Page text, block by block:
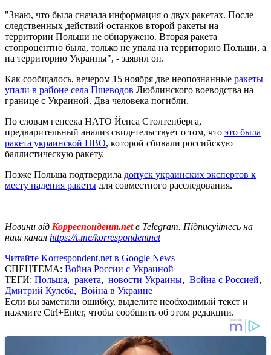
"Знаю, что была сначала информация о двух ракетах. После
следственных действий останков второй ракеты на
территории Польши не обнаружено. Вторая ракета
стопроцентно была, только не упала на территорию Польши, а
на территорию Украины", - заявил он.
Как сообщалось, вечером 15 ноября две неопознанные ракеты
упали в районе села Пшеводов Люблинского воеводства на
границе с Украиной. Два человека погибли.
По словам генсека НАТО Йенса Столтенберга,
предварительный анализ свидетельствует о том, что это была
ракета украинской ПВО, которой сбивали российскую
баллистическую ракету.
Позже Польша подтвердила допуск украинских экспертов к
месту падения ракеты для совместного расследования.
Новини від Корреспондент.netв Telegram. Підписуйтесь на
наш канал https://t.me/korrespondentnet
Читайте Korrespondent.net в Google News
СПЕЦТЕМА: Война России с Украиной
ТЕГИ: Польша, ракета, новости Украины, Война с Россией,
Дмитрий Кулеба, Война в Украине
Если вы заметили ошибку, выделите необходимый текст и
нажмите Ctrl+Enter, чтобы сообщить об этом редакции.